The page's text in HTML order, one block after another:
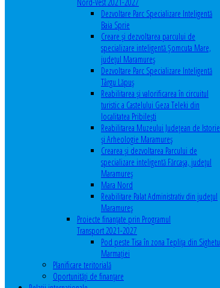
Dezvoltare Parc Specializare Inteligentă
Baia Sprie
Creare și dezvoltarea parcului de
specializare inteligentă Șomcuta Mare,
județul Maramureș
Dezvoltare Parc Specializare Inteligentă
Târgu Lăpuș
Reabilitarea și valorificarea în circuitul
turistic a Castelului Geza Teleki din
localitatea Pribilești
Reabilitarea Muzeului Județean de Istorie
și Arheologie Maramureș
Crearea și dezvoltarea Parcului de
specializare inteligentă Fărcașa, județul
Maramureș
Mara Nord
Reabilitare Palat Administrativ din județul
Maramureș
Proiecte finanțate prin Programul
Transport 2021-2027
Pod peste Tisa în zona Teplița din Sighetu
Marmației
Planificare teritorială
Oportunităţi de finanţare